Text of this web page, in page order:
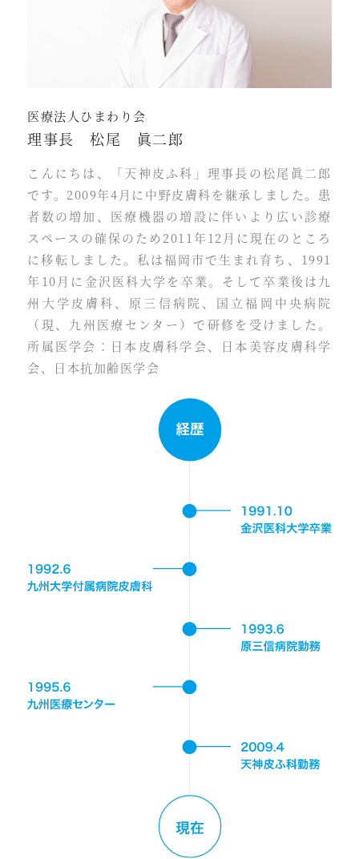
医療法人ひまわり会
理事長 松尾 眞二郎
こんにちは、「天神皮ふ科」理事長の松尾眞二郎
です。2009年4月に中野皮膚科を継承しました。患
者数の増加、医療機器の増設に伴いより広い診療
スペースの確保のため2011年12月に現在のところ
に移転しました。私は福岡市で生まれ育ち、1991
年10月に金沢医科大学を卒業。そして卒業後は九
州大学皮膚科、原三信病院、国立福岡中央病院
（現、九州医療センター）で研修を受けました。
所属医学会：日本皮膚科学会、日本美容皮膚科学
会、日本抗加齢医学会